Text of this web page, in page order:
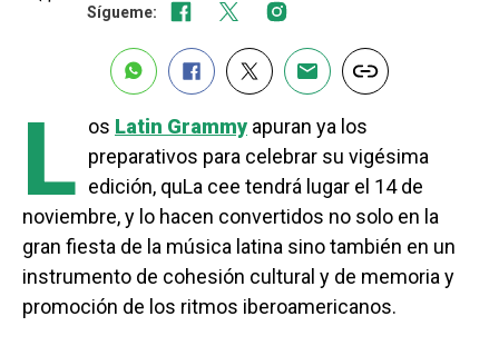
Sígueme:
L os Latin Grammy apuran ya los
preparativos para celebrar su vigésima
edición, quLa cee tendrá lugar el 14 de
noviembre, y lo hacen convertidos no solo en la
gran fiesta de la música latina sino también en un
instrumento de cohesión cultural y de memoria y
promoción de los ritmos iberoamericanos.